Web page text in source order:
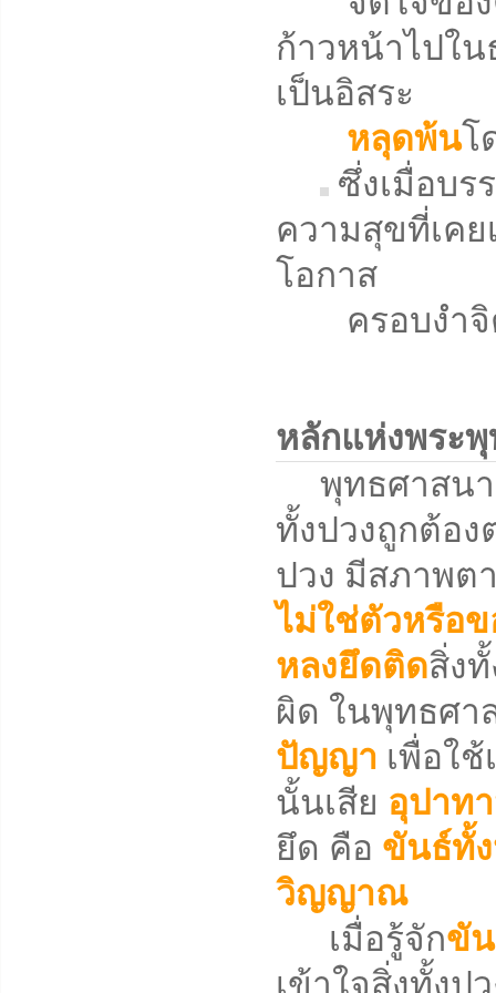
ก้าวหน้าไปใน
เป็นอิสระ
หลุดพ้นโ
ซึ่งเมื่อบร
ความสุขที่เค
โอกาส
ครอบงำจิต
หลักแห่งพระ
พุทธศาสนา
ทั้งปวงถูกต้อง
ปวง มีสภาพต
ไม่ใช่ตัวหรือข
หลงยึดติดสิ่ง
ผิด ในพุทธศา
ปัญญา เพื่อใ
นั้นเสีย อุปาท
ยึด คือ ขันธ์ทั้
วิญญาณ
เมื่อรู้จักขั
เข้าใจสิ่งทั้งป